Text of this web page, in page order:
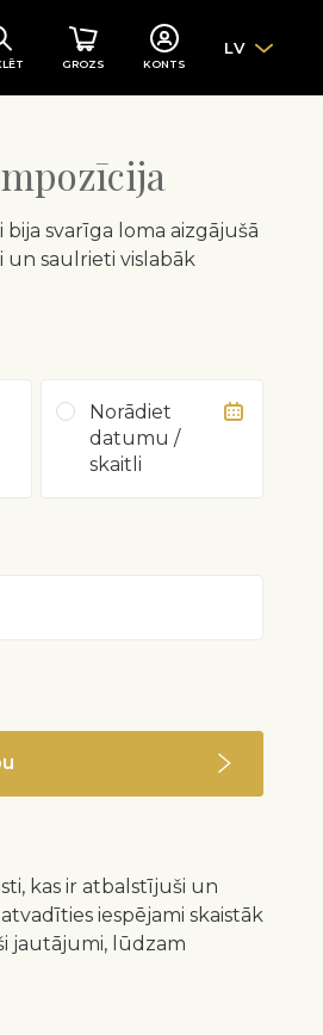
GROZS KONTS
LV
bija svarīga loma aizgājušā
un saulrieti vislabāk
Norādiet
datumu /
skaitli
kas ir atbalstījuši un
iespējami skaistāk
jautājumi, lūdzam